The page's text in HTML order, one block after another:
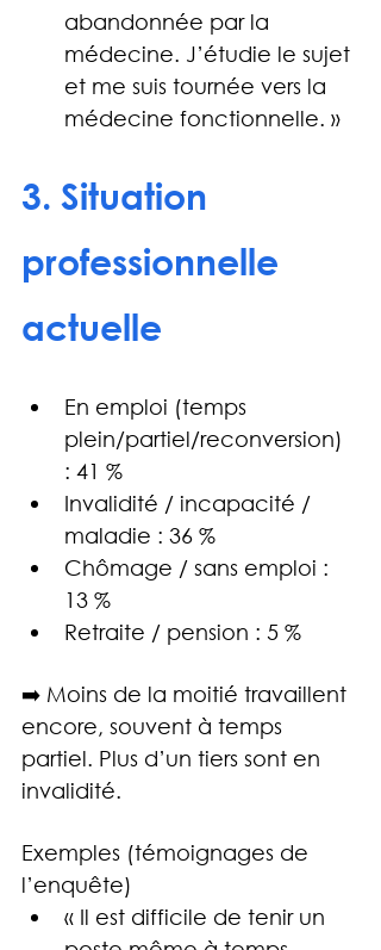
abandonnée par la
médecine. J’étudie le sujet
et me suis tournée vers la
médecine fonctionnelle. »
3. Situation
professionnelle
actuelle
En emploi (temps
plein/partiel/reconversion)
: 41 %
Invalidité / incapacité /
maladie : 36 %
Chômage / sans emploi :
13 %
Retraite / pension : 5 %
➡️ Moins de la moitié travaillent
encore, souvent à temps
partiel. Plus d’un tiers sont en
invalidité.
Exemples (témoignages de
l’enquête)
« Il est difficile de tenir un